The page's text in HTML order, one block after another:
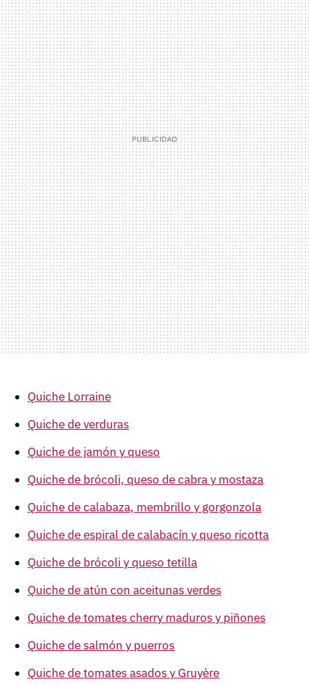
Quiche Lorraine
Quiche de verduras
Quiche de jamón y queso
Quiche de brócoli, queso de cabra y mostaza
Quiche de calabaza, membrillo y gorgonzola
Quiche de espiral de calabacín y queso ricotta
Quiche de brócoli y queso tetilla
Quiche de atún con aceitunas verdes
Quiche de tomates cherry maduros y piñones
Quiche de salmón y puerros
Quiche de tomates asados y Gruyère